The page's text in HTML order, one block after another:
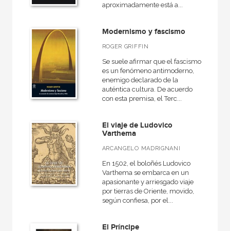
aproximadamente está a...
Modernismo y fascismo
ROGER GRIFFIN
Se suele afirmar que el fascismo
es un fenómeno antimoderno,
enemigo declarado de la
auténtica cultura. De acuerdo
con esta premisa, el Terc...
El viaje de Ludovico
Varthema
ARCANGELO MADRIGNANI
En 1502, el boloñés Ludovico
Varthema se embarca en un
apasionante y arriesgado viaje
por tierras de Oriente, movido,
según confiesa, por el...
El Príncipe